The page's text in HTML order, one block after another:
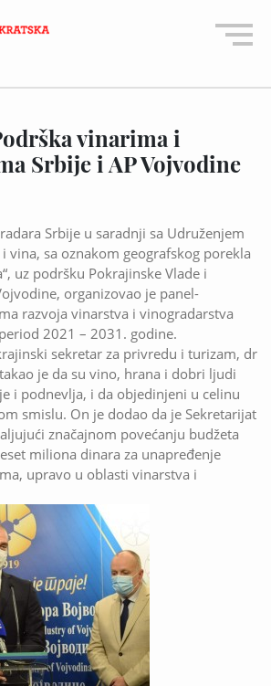
vinarima i
Srbije i AP Vojvodine
Srbije u saradnji sa Udruženjem
vina, sa oznakom geografskog porekla
uz podršku Pokrajinske Vlade i
organizovao je panel-
razvoja vinarstva i vinogradarstva
2021 – 2031. godine.
sekretar za privredu i turizam, dr
je da su vino, hrana i dobri ljudi
i podnevlja, i da objedinjeni u celinu
smislu. On je dodao da je Sekretarijat
značajnom povećanju budžeta
miliona dinara za unapređenje
upravo u oblasti vinarstva i